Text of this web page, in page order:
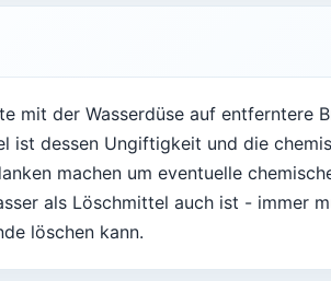
mit der Wasserdüse auf entferntere
ist dessen Ungiftigkeit und die
machen um eventuelle
als Löschmittel auch ist - immer
löschen kann.